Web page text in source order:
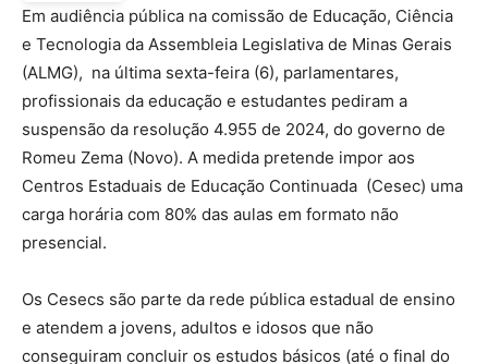
Em audiência pública na comissão de Educação, Ciência
e Tecnologia da Assembleia Legislativa de Minas Gerais
(ALMG), na última sexta-feira (6), parlamentares,
profissionais da educação e estudantes pediram a
suspensão da resolução 4.955 de 2024, do governo de
Romeu Zema (Novo). A medida pretende impor aos
Centros Estaduais de Educação Continuada (Cesec) uma
carga horária com 80% das aulas em formato não
presencial.
Os Cesecs são parte da rede pública estadual de ensino
e atendem a jovens, adultos e idosos que não
conseguiram concluir os estudos básicos (até o final do